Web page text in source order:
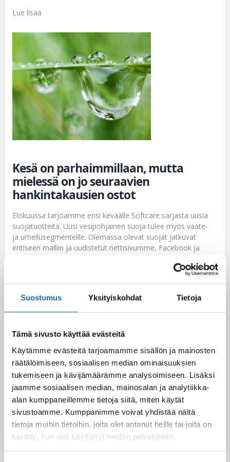
Suostumus Yksityiskohdat Tietoja
Tämä sivusto käyttää evästeitä
Käytämme evästeitä tarjoamamme sisällön ja mainosten
räätälöimiseen, sosiaalisen median ominaisuuksien
tukemiseen ja kävijämäärämme analysoimiseen. Lisäksi
jaamme sosiaalisen median, mainosalan ja analytiikka-
alan kumppaneillemme tietoja siitä, miten käytät
sivustoamme. Kumppanimme voivat yhdistää näitä
tietoja muihin tietoihin, joita olet antanut heille tai joita on
kerätty, kun olet käyttänyt heidän palvelujaan.
Lue lisää
Kesä on parhaimmillaan, mutta
mielessä on jo seuraavien
hankintakausien ostot
Elokuussa tarjoamme ensi keväälle Softcare sarjasta uusia
suojatuotteita. Uusi vesipohjainen suoja tulee myös vaate-
ja urheilusegmenteille. Olemassa olevat suojat jatkuvat
entiseen malliin ja uudistetut nettisivumme, Facebook ja
Softcare näkyvyyttä kuluttajien parissa ja lisäksi näymme
Lue lisää
Facebook
Twitter LinkedIn
Gennady